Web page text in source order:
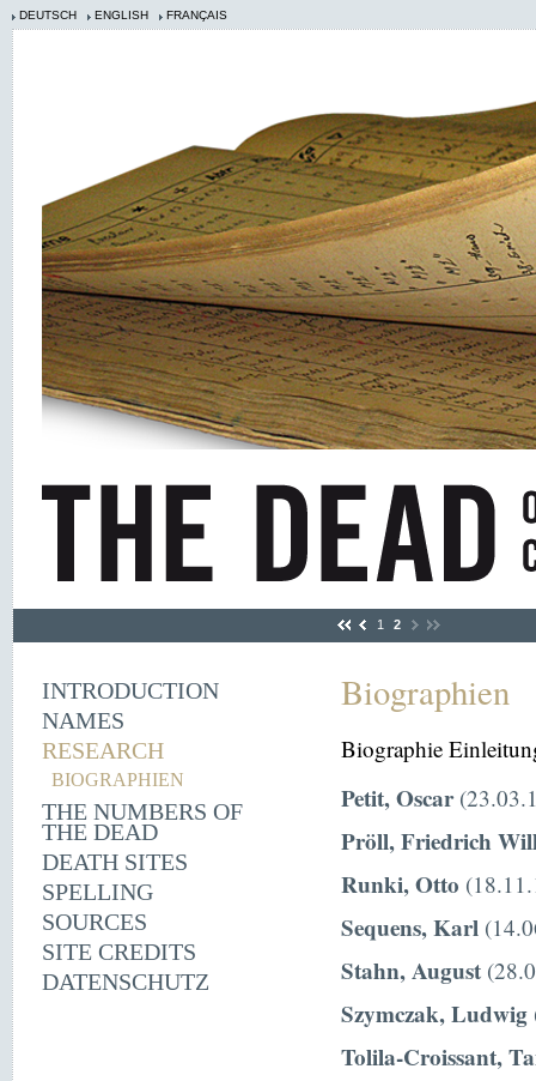
DEUTSCH ENGLISH FRANÇAIS
1 2
INTRODUCTION
NAMES
RESEARCH
BIOGRAPHIEN
THE NUMBERS OF
THE DEAD
DEATH SITES
SPELLING
SOURCES
SITE CREDITS
DATENSCHUTZ
Biographien
Biographie
Petit, Oscar
Pröll, Friedrich
Runki, Otto
Sequens, Karl
Stahn, August
Szymczak, Ludwig
Tolila-Croissant,